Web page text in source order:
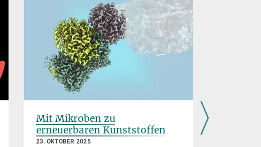
Mit Mikroben zu
erneuerbaren Kunststoffen
23. OKTOBER 2025